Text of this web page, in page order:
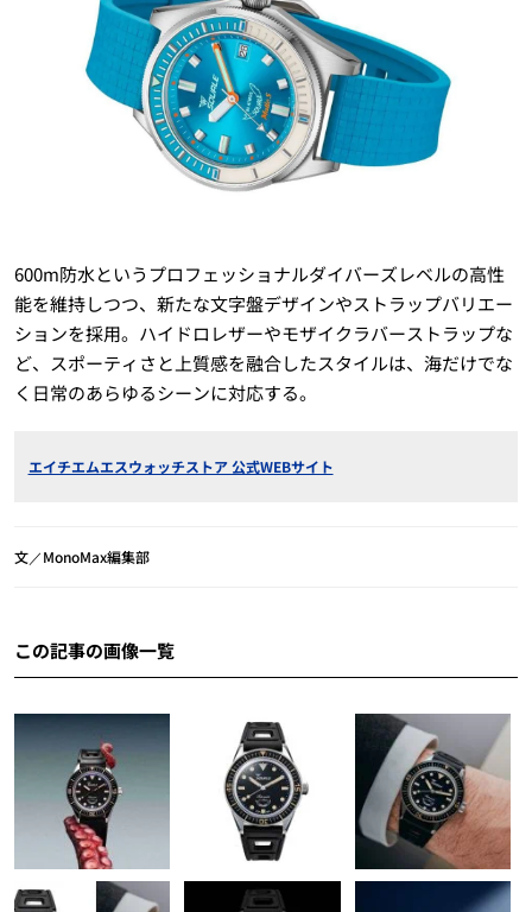
600m防水というプロフェッショナルダイバーズレベルの高性
能を維持しつつ、新たな文字盤デザインやストラップバリエー
ションを採用。ハイドロレザーやモザイクラバーストラップな
ど、スポーティさと上質感を融合したスタイルは、海だけでな
く日常のあらゆるシーンに対応する。
エイチエムエスウォッチストア 公式WEBサイト
文／MonoMax編集部
この記事の画像一覧